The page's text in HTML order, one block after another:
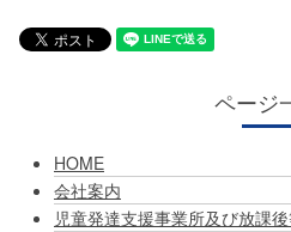
ページ
HOME
会社案内
児童発達支援事業所及び放課